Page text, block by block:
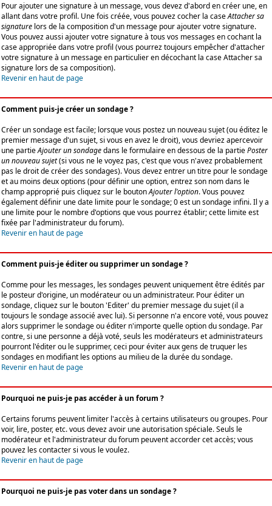
Pour ajouter une signature à un message, vous devez d'abord en créer une, en
allant dans votre profil. Une fois créée, vous pouvez cocher la caseAttacher sa
signature lors de la composition d'un message pour ajouter votre signature.
Vous pouvez aussi ajouter votre signature à tous vos messages en cochant la
case appropriée dans votre profil (vous pourrez toujours empêcher d'attacher
votre signature à un message en particulier en décochant la case Attacher sa
signature lors de sa composition).
Revenir en haut de page
Comment puis-je créer un sondage ?
Créer un sondage est facile; lorsque vous postez un nouveau sujet (ou éditez le
premier message d'un sujet, si vous en avez le droit), vous devriez apercevoir
une partieAjouter un sondagedans le formulaire en dessous de la partiePoster
un nouveau sujet(si vous ne le voyez pas, c'est que vous n'avez probablement
pas le droit de créer des sondages). Vous devez entrer un titre pour le sondage
et au moins deux options (pour définir une option, entrez son nom dans le
champ approprié puis cliquez sur le boutonAjouter l'option. Vous pouvez
également définir une date limite pour le sondage; 0 est un sondage infini. Il y a
une limite pour le nombre d'options que vous pourrez établir; cette limite est
fixée par l'administrateur du forum).
Revenir en haut de page
Comment puis-je éditer ou supprimer un sondage ?
Comme pour les messages, les sondages peuvent uniquement être édités par
le posteur d'origine, un modérateur ou un administrateur. Pour éditer un
sondage, cliquez sur le bouton 'Editer' du premier message du sujet (il a
toujours le sondage associé avec lui). Si personne n'a encore voté, vous pouvez
alors supprimer le sondage ou éditer n'importe quelle option du sondage. Par
contre, si une personne a déjà voté, seuls les modérateurs et administrateurs
pourront l'éditer ou le supprimer, ceci pour éviter aux gens de truquer les
sondages en modifiant les options au milieu de la durée du sondage.
Revenir en haut de page
Pourquoi ne puis-je pas accéder à un forum ?
Certains forums peuvent limiter l'accès à certains utilisateurs ou groupes. Pour
voir, lire, poster, etc. vous devez avoir une autorisation spéciale. Seuls le
modérateur et l'administrateur du forum peuvent accorder cet accès; vous
pouvez les contacter si vous le voulez.
Revenir en haut de page
Pourquoi ne puis-je pas voter dans un sondage ?